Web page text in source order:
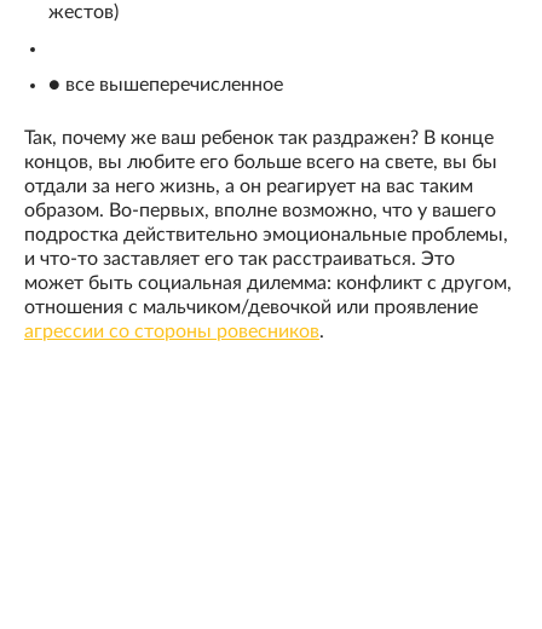
жестов)
● все вышеперечисленное
Так, почему же ваш ребенок так раздражен? В конце
концов, вы любите его больше всего на свете, вы бы
отдали за него жизнь, а он реагирует на вас таким
образом. Во-первых, вполне возможно, что у вашего
подростка действительно эмоциональные проблемы,
и что-то заставляет его так расстраиваться. Это
может быть социальная дилемма: конфликт с другом,
отношения с мальчиком/девочкой или проявление
агрессии со стороны ровесников.